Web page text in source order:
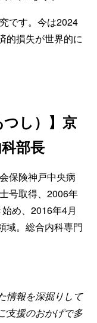
です。今は2024
的損失が世界的に
つし）】京
部長
保険神戸中央病
号取得、2006年
め、2016年4月
域。総合内科専門
情報を深掘りして
支援のおかげで多